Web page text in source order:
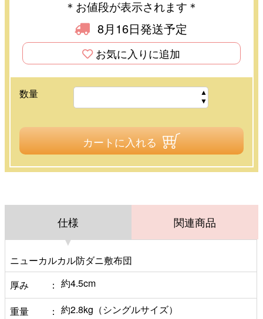
＊お値段が表示されます＊
8月16日発送予定
お気に入りに追加
数量
カートに入れる
仕様 関連商品
ニューカルカル防ダニ敷布団
厚み
約4.5cm
重量 約2.8kg（シングルサイズ）